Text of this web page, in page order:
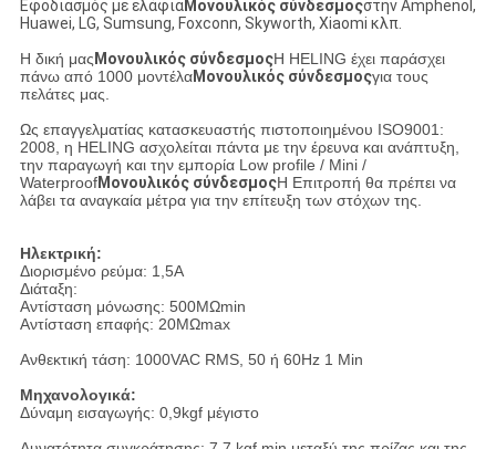
Εφοδιασμός με ελάφιαΜονουλικός σύνδεσμοςστην Amphenol,
Huawei, LG, Sumsung, Foxconn, Skyworth, Xiaomi κλπ.
Η δική μας Μονουλικός σύνδεσμοςΗ HELING έχει παράσχει
πάνω από 1000 μοντέλαΜονουλικός σύνδεσμοςγια τους
πελάτες μας.
Ως επαγγελματίας κατασκευαστής πιστοποιημένου ISO9001:
2008, η HELING ασχολείται πάντα με την έρευνα και ανάπτυξη,
την παραγωγή και την εμπορία Low profile / Mini /
WaterproofΜονουλικός σύνδεσμοςΗ Επιτροπή θα πρέπει να
λάβει τα αναγκαία μέτρα για την επίτευξη των στόχων της.
Ηλεκτρική:
Διορισμένο ρεύμα: 1,5A
Διάταξη:
Αντίσταση μόνωσης: 500MΩmin
Αντίσταση επαφής: 20MΩmax
Ανθεκτική τάση: 1000VAC RMS, 50 ή 60Hz 1 Min
Μηχανολογικά:
Δύναμη εισαγωγής: 0,9kgf μέγιστο